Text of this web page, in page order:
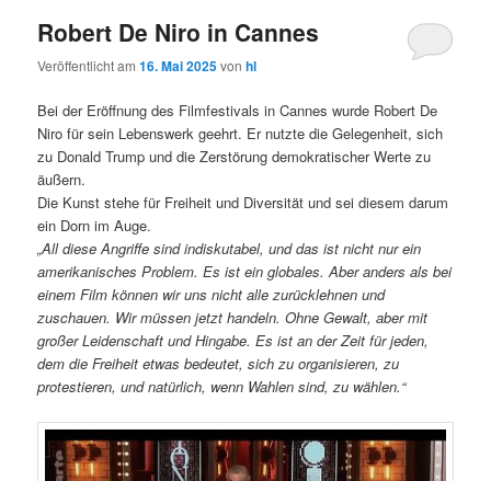
Robert De Niro in Cannes
Veröffentlicht am16. Mai 2025vonhl
Bei der Eröffnung des Filmfestivals in Cannes wurde Robert De
Niro für sein Lebenswerk geehrt. Er nutzte die Gelegenheit, sich
zu Donald Trump und die Zerstörung demokratischer Werte zu
äußern.
Die Kunst stehe für Freiheit und Diversität und sei diesem darum
ein Dorn im Auge.
„All diese Angriffe sind indiskutabel, und das ist nicht nur ein
amerikanisches Problem. Es ist ein globales. Aber anders als bei
einem Film können wir uns nicht alle zurücklehnen und
zuschauen. Wir müssen jetzt handeln. Ohne Gewalt, aber mit
großer Leidenschaft und Hingabe. Es ist an der Zeit für jeden,
dem die Freiheit etwas bedeutet, sich zu organisieren, zu
protestieren, und natürlich, wenn Wahlen sind, zu wählen.“